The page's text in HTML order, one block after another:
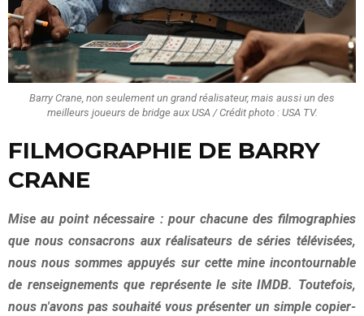
Barry Crane, non seulement un grand réalisateur, mais aussi un des
meilleurs joueurs de bridge aux USA / Crédit photo : USA TV.
FILMOGRAPHIE DE BARRY
CRANE
Mise au point nécessaire : pour chacune des filmographies
que nous consacrons aux réalisateurs de séries télévisées,
nous nous sommes appuyés sur cette mine incontournable
de renseignements que représente le site IMDB. Toutefois,
nous n'avons pas souhaité vous présenter un simple copier-